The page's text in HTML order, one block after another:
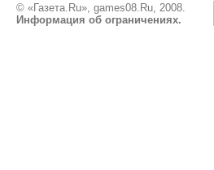
© «Газета.Ru», games08.Ru, 2008.
Информация об ограничениях.